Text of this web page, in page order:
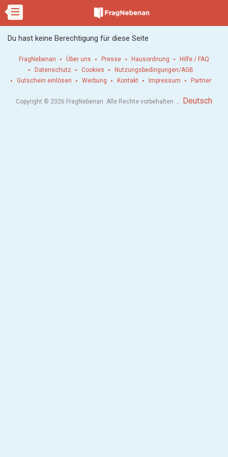
Du hast keine Berechtigung für diese Seite
FragNebenan Über uns Presse Hausordnung
Hilfe / FAQ
Datenschutz
Cookies
Nutzungsbedingungen/AGB
Gutschein einlösen
Werbung Kontakt Impressum Partner
Copyright © 2026 FragNebenan. Alle Rechte vorbehalten . Deutsch